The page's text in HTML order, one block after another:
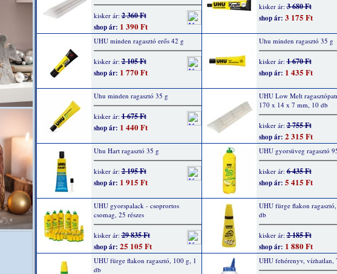
kisker ár:2 360 Ft
shop ár: 1 390 Ft
kisker ár:3 680 Ft
shop ár: 3 175 Ft
UHU minden ragasztó erős 42 g
kisker ár:2 105 Ft
shop ár: 1 770 Ft
Uhu minden ragasztó 35 g
kisker ár:1 670 Ft
shop ár: 1 435 Ft
Uhu minden ragasztó 35 g
kisker ár:1 675 Ft
shop ár: 1 440 Ft
UHU Low Melt
170 x 14 x 7 mm, 10 db
kisker ár:2 755 Ft
shop ár: 2 315 Ft
Uhu Hart ragasztó 35 g
kisker ár:2 195 Ft
shop ár: 1 915 Ft
UHU gyorsüveg ragasztó
kisker ár:6 435 Ft
shop ár: 5 415 Ft
UHU gyorspalack - csoprortos
csomag, 25 részes
kisker ár:29 835 Ft
shop ár: 25 105 Ft
UHU fürge flakon
db
kisker ár:2 185 Ft
shop ár: 1 880 Ft
UHU fürge flakon ragasztó, 100 g, 1
db
UHU fehérenyv, vízhatlan,